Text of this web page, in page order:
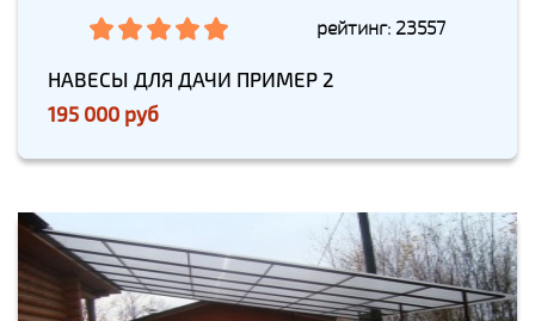
рейтинг: 23557
НАВЕСЫ ДЛЯ ДАЧИ ПРИМЕР 2
195 000 руб